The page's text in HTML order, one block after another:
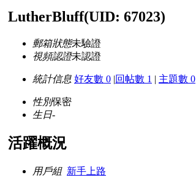
LutherBluff(UID: 67023)
郵箱狀態未驗證
視頻認證未認證
統計信息 好友數 0 |回帖數 1 | 主題數 0
性別保密
生日-
活躍概況
用戶組 新手上路